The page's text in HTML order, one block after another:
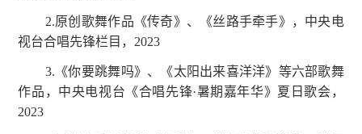
2.原创歌舞作品《传奇》、《丝路手牵手》，中央电
视台合唱先锋栏目，2023
3.《你要跳舞吗》、《太阳出来喜洋洋》等六部歌舞
作品，中央电视台《合唱先锋·暑期嘉年华》夏日歌会，
2023